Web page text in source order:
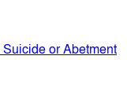
or Abetment